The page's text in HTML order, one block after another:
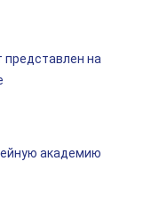
представлен на
академию